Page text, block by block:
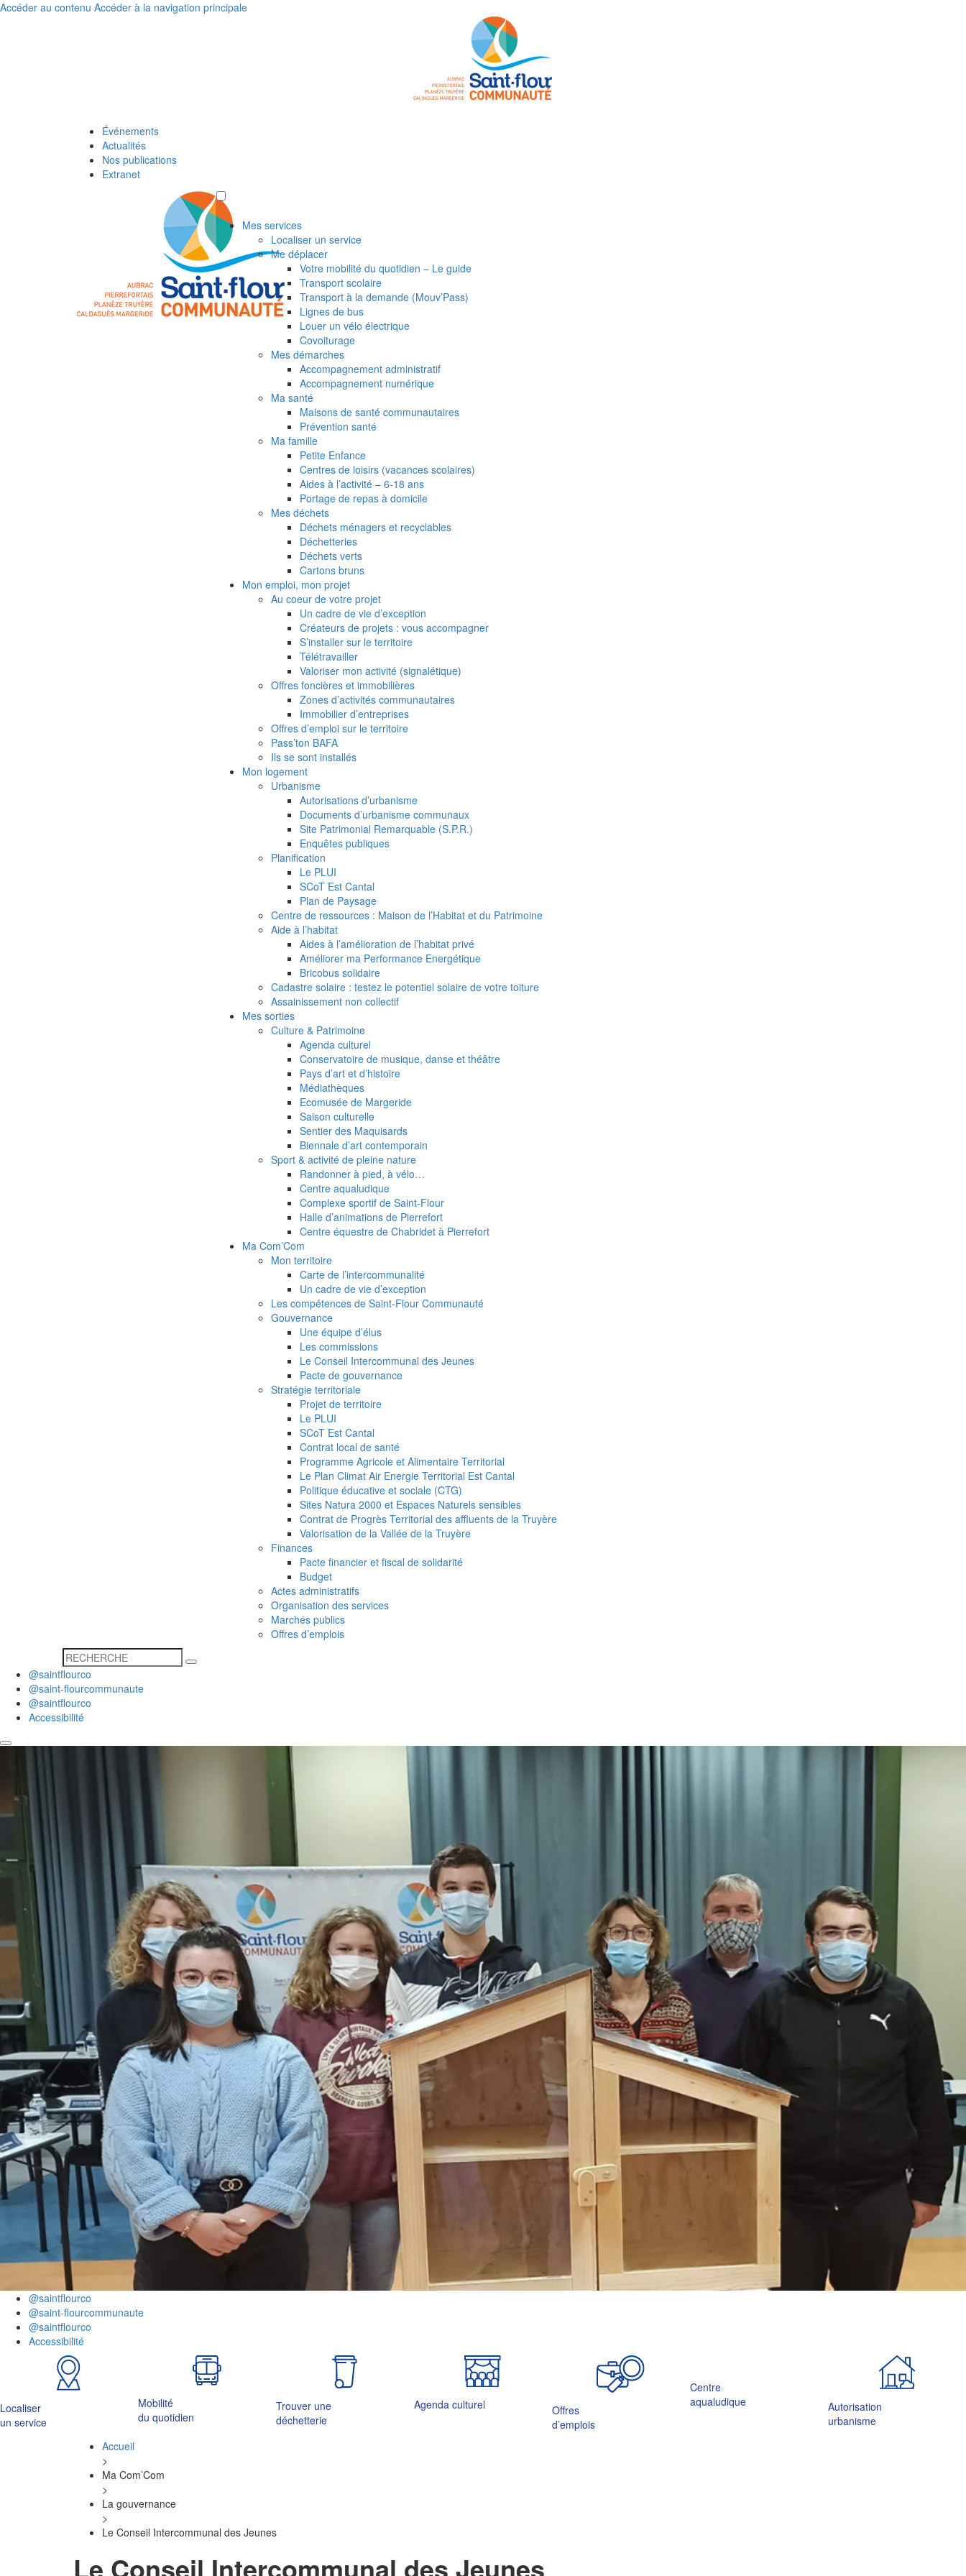
Accéder au contenu Accéder à la navigation principale
Événements
Actualités
Nos publications
Extranet
Mes services
Localiser un service
Me déplacer
Votre mobilité du quotidien – Le guide
Transport scolaire
Transport à la demande (Mouv’Pass)
Lignes de bus
Louer un vélo électrique
Covoiturage
Mes démarches
Accompagnement administratif
Accompagnement numérique
Ma santé
Maisons de santé communautaires
Prévention santé
Ma famille
Petite Enfance
Centres de loisirs (vacances scolaires)
Aides à l’activité – 6-18 ans
Portage de repas à domicile
Mes déchets
Déchets ménagers et recyclables
Déchetteries
Déchets verts
Cartons bruns
Mon emploi, mon projet
Au coeur de votre projet
Un cadre de vie d’exception
Créateurs de projets : vous accompagner
S’installer sur le territoire
Télétravailler
Valoriser mon activité (signalétique)
Offres foncières et immobilières
Zones d’activités communautaires
Immobilier d’entreprises
Offres d’emploi sur le territoire
Pass’ton BAFA
Ils se sont installés
Mon logement
Urbanisme
Autorisations d’urbanisme
Documents d’urbanisme communaux
Site Patrimonial Remarquable (S.P.R.)
Enquêtes publiques
Planification
Le PLUI
SCoT Est Cantal
Plan de Paysage
Centre de ressources : Maison de l’Habitat et du Patrimoine
Aide à l’habitat
Aides à l’amélioration de l’habitat privé
Améliorer ma Performance Energétique
Bricobus solidaire
Cadastre solaire : testez le potentiel solaire de votre toiture
Assainissement non collectif
Mes sorties
Culture & Patrimoine
Agenda culturel
Conservatoire de musique, danse et théâtre
Pays d’art et d’histoire
Médiathèques
Ecomusée de Margeride
Saison culturelle
Sentier des Maquisards
Biennale d’art contemporain
Sport & activité de pleine nature
Randonner à pied, à vélo…
Centre aqualudique
Complexe sportif de Saint-Flour
Halle d’animations de Pierrefort
Centre équestre de Chabridet à Pierrefort
Ma Com’Com
Mon territoire
Carte de l’intercommunalité
Un cadre de vie d’exception
Les compétences de Saint-Flour Communauté
Gouvernance
Une équipe d’élus
Les commissions
Le Conseil Intercommunal des Jeunes
Pacte de gouvernance
Stratégie territoriale
Projet de territoire
Le PLUI
SCoT Est Cantal
Contrat local de santé
Programme Agricole et Alimentaire Territorial
Le Plan Climat Air Energie Territorial Est Cantal
Politique éducative et sociale (CTG)
Sites Natura 2000 et Espaces Naturels sensibles
Contrat de Progrès Territorial des affluents de la Truyère
Valorisation de la Vallée de la Truyère
Finances
Pacte financier et fiscal de solidarité
Budget
Actes administratifs
Organisation des services
Marchés publics
Offres d’emplois
@saintflourco
@saint-flourcommunaute
@saintflourco
Accessibilité
@saintflourco
@saint-flourcommunaute
@saintflourco
Accessibilité
Localiser
un service
Mobilité
du quotidien
Trouver une
déchetterie
Agenda culturel
Offres
d’emplois
Centre
aqualudique
Autorisation
urbanisme
Accueil
>
Ma Com’Com
>
La gouvernance
>
Le Conseil Intercommunal des Jeunes
Le Conseil Intercommunal des Jeunes